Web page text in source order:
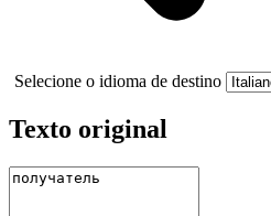
Selecione o idioma de destino
Texto original